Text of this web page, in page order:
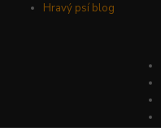
Hravý psí blog